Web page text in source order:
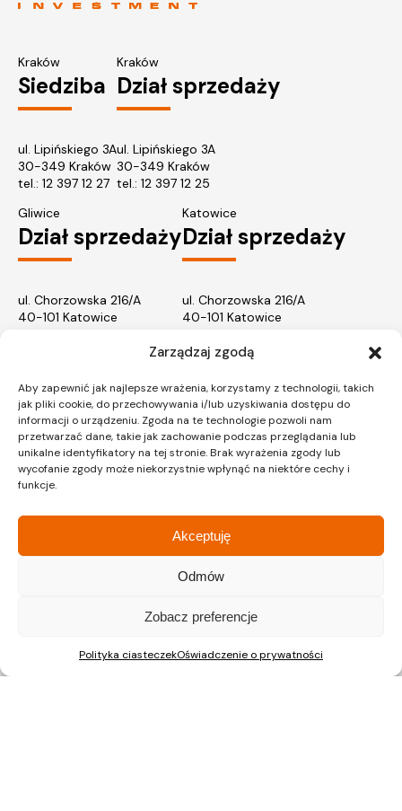
Zarządzaj zgodą
Aby zapewnić jak najlepsze wrażenia, korzystamy z technologii, takich
jak pliki cookie, do przechowywania i/lub uzyskiwania dostępu do
informacji o urządzeniu. Zgoda na te technologie pozwoli nam
przetwarzać dane, takie jak zachowanie podczas przeglądania lub
unikalne identyfikatory na tej stronie. Brak wyrażenia zgody lub
wycofanie zgody może niekorzystnie wpłynąć na niektóre cechy i
funkcje.
Akceptuję
Odmów
Zobacz preferencje
Polityka ciasteczekOświadczenie o prywatności
Kraków
Siedziba
ul. Lipińskiego 3A
30-349 Kraków
tel.: 12 397 12 27
Kraków
Dział sprzedaży
ul. Lipińskiego 3A
30-349 Kraków
tel.: 12 397 12 25
Gliwice
Dział sprzedaży
ul. Chorzowska 216/A
40-101 Katowice
Katowice
Dział sprzedaży
ul. Chorzowska 216/A
40-101 Katowice
Dział sprzedaży
ul. Pałuków 2, LOK 12
03-188 Warszawa
tel.: 22 597 23 72
Mieszkania na sprzedaż Kraków
Nieruchomości Gliwice